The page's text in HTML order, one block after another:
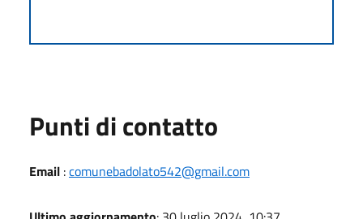
Punti di contatto
Email :comunebadolato542@gmail.com